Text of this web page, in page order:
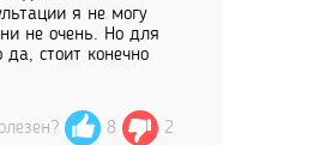
я не могу
не очень. Но для
стоит конечно
8 2